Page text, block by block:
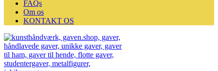
FAQs
Om os
KONTAKT OS